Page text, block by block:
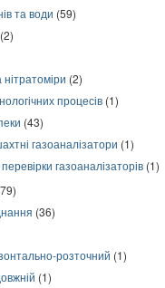
та води (59)
(2)
(2)
процесів (1)
(43)
газоаналізатори (1)
газоаналізаторів (1)
(36)
розточний (1)
(1)